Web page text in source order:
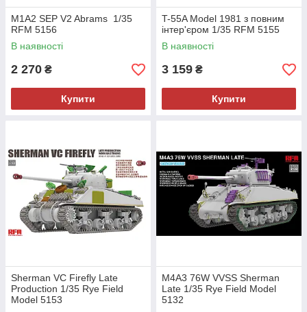
M1A2 SEP V2 Abrams 1/35
RFM 5156
В наявності
2 270 ₴
Купити
T-55A Model 1981 з повним
інтер'єром 1/35 RFM 5155
В наявності
3 159 ₴
Купити
Sherman VC Firefly Late
Production 1/35 Rye Field
Model 5153
M4A3 76W VVSS Sherman
Late 1/35 Rye Field Model
5132